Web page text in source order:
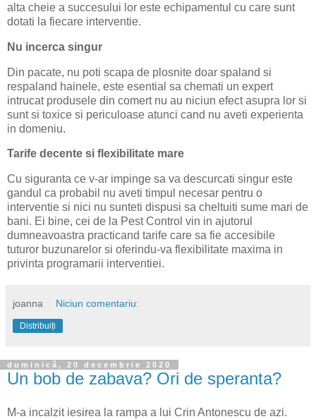
alta cheie a succesului lor este echipamentul cu care sunt
dotati la fiecare interventie.
Nu incerca singur
Din pacate, nu poti scapa de plosnite doar spaland si
respaland hainele, este esential sa chemati un expert
intrucat produsele din comert nu au niciun efect asupra lor si
sunt si toxice si periculoase atunci cand nu aveti experienta
in domeniu.
Tarife decente si flexibilitate mare
Cu siguranta ce v-ar impinge sa va descurcati singur este
gandul ca probabil nu aveti timpul necesar pentru o
interventie si nici nu sunteti dispusi sa cheltuiti sume mari de
bani. Ei bine, cei de la Pest Control vin in ajutorul
dumneavoastra practicand tarife care sa fie accesibile
tuturor buzunarelor si oferindu-va flexibilitate maxima in
privinta programarii interventiei.
joanna Niciun comentariu:
Distribuiți
duminică, 20 decembrie 2020
Un bob de zabava? Ori de speranta?
M-a incalzit iesirea la rampa a lui Crin Antonescu de azi.